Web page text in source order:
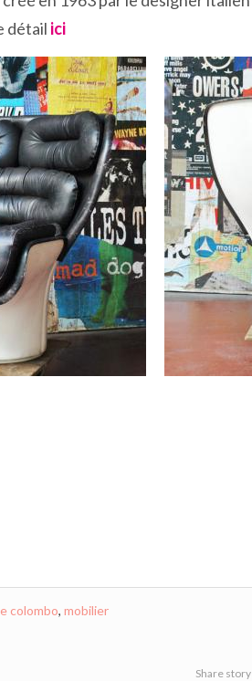
détail ici
colombo, mobilier
Share story